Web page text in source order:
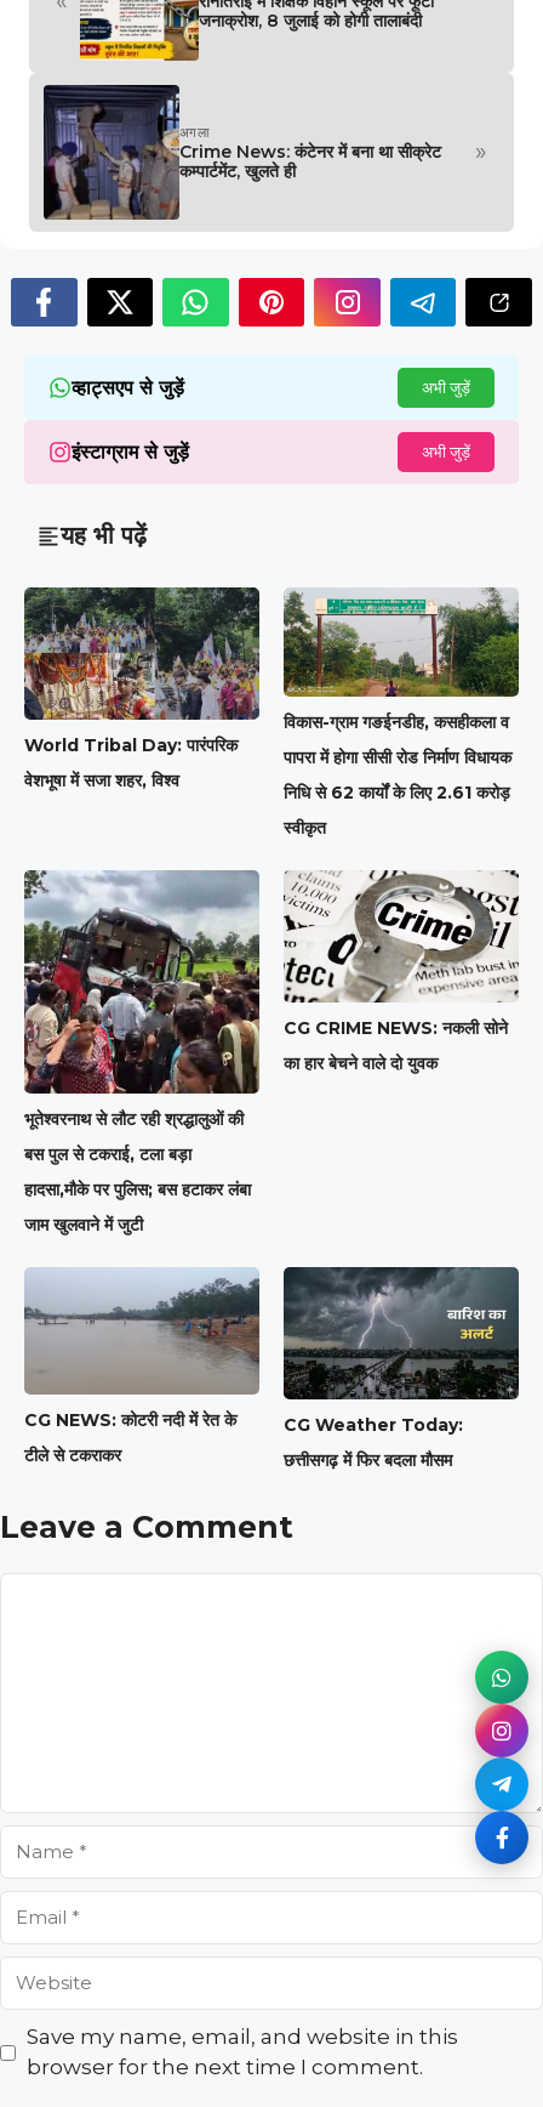
जनाक्रोश, 8 जुलाई को होगी तालाबंदी
अगला
Crime News: कंटेनर में बना था सीक्रेट
कम्पार्टमेंट, खुलते ही
»
व्हाट्सएप से जुड़ें अभी जुड़ें
इंस्टाग्राम से जुड़ें अभी जुड़ें
यह भी पढ़ें
World Tribal Day: पारंपरिक
वेशभूषा में सजा शहर, विश्व
विकास-ग्राम गङईनडीह, कसहीकला व
पापरा में होगा सीसी रोड निर्माण विधायक
निधि से 62 कार्यों के लिए 2.61 करोड़
स्वीकृत
भूतेश्वरनाथ से लौट रही श्रद्धालुओं की
बस पुल से टकराई, टला बड़ा
हादसा,मौके पर पुलिस; बस हटाकर लंबा
जाम खुलवाने में जुटी
CG CRIME NEWS: नकली सोने
का हार बेचने वाले दो युवक
CG NEWS: कोटरी नदी में रेत के
टीले से टकराकर
CG Weather Today:
छत्तीसगढ़ में फिर बदला मौसम
Leave a Comment
Name
Email
Website
Save my name, email, and website in this
browser for the next time I comment.